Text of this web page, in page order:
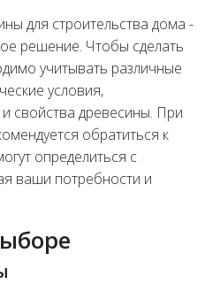
для строительства дома -
решение. Чтобы сделать
учитывать различные
условия,
свойства древесины. При
обратиться к
определиться с
ваши потребности и